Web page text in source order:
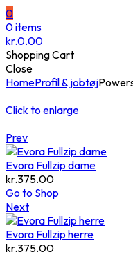
0
0items
kr.0.00
Shopping Cart
Close
HomeProfil & jobtøj
Click to enlarge
Prev
Evora Fullzip dame
kr.375.00
Go to Shop
Next
Evora Fullzip herre
kr.375.00